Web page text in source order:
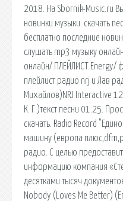
2018. На Sbornik-Music.ru
новинки музыки. скачать
бесплатно последние
слушать mp3 музыку
онлайн/ ПЛЕЙЛИСТ Energy/
плейлист радио nrj и Лав
Михайлов)NRJ Interactive
К. Г.)текст песни 01:25.
скачать. Radio Record
машину (европа
радио. С целью
информацию компания
десятками тысяч
Nobody (Loves Me Better)